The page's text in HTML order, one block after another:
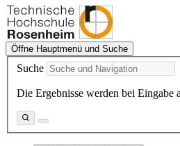
Öffne Hauptmenü und Suche
Suche
Die Ergebnisse werden bei Eingabe